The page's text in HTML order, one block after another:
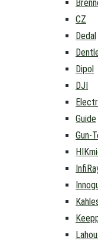
CZ
Dedal
Dipol
DJI
Guide
Gun-